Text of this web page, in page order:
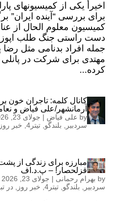
اخیرأ یکی از کمیسیونهای
برای بررسی “آینده ایران”
کمیسیون معلوم الحال از
دست راستی جنگ طلب
جمله افراد بدنامی مثل رضا
مهتدی برای شرکت در
کرده...
کانال کلمه: تاجران خون
آرمانشهر/علی فیاض و
by علی فیاض | جولای 23, 2026 11:43 ب.ظ
سردبیر
بلندگو تیتر4 , خبر روز
مبارزه برای زندگی از
قزلحصار! – پ.د.اف
by بهرام رحمانی | جولای 23, 2026 10:13 ب.ظ
سردبیر
بلندگو تیتر4 , خبر روز در